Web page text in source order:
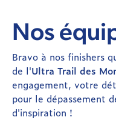
Nos
Bravo à nos finishers
de l'Ultra Trail des
engagement, votre
pour le dépassement
d'inspiration !